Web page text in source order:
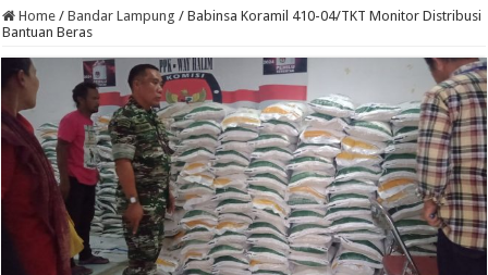
Home / Bandar Lampung / Babinsa Koramil 410-04/TKT Monitor Distribusi
Bantuan Beras